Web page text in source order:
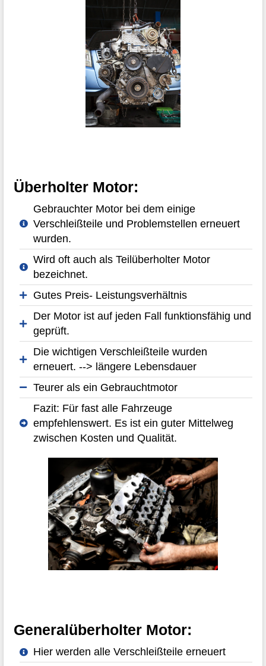
Überholter Motor:
Gebrauchter Motor bei dem einige
Verschleißteile und Problemstellen erneuert
wurden.
Wird oft auch als Teilüberholter Motor
bezeichnet.
Gutes Preis- Leistungsverhältnis
Der Motor ist auf jeden Fall funktionsfähig und
geprüft.
Die wichtigen Verschleißteile wurden
erneuert. --> längere Lebensdauer
Teurer als ein Gebrauchtmotor
Fazit: Für fast alle Fahrzeuge
empfehlenswert. Es ist ein guter Mittelweg
zwischen Kosten und Qualität.
Generalüberholter Motor:
Hier werden alle Verschleißteile erneuert